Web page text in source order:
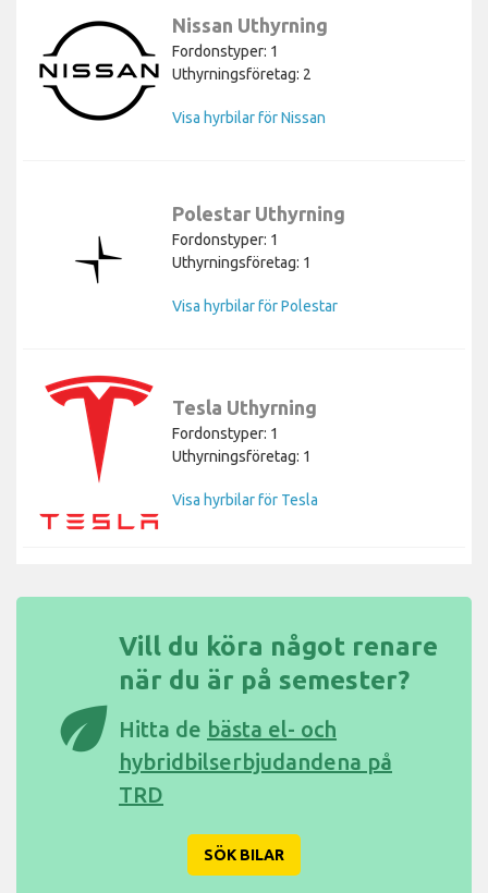
Nissan Uthyrning
Fordonstyper: 1
Uthyrningsföretag: 2
Visa hyrbilar för Nissan
Polestar Uthyrning
Fordonstyper: 1
Uthyrningsföretag: 1
Visa hyrbilar för Polestar
Tesla Uthyrning
Fordonstyper: 1
Uthyrningsföretag: 1
Visa hyrbilar för Tesla
eco
Vill du köra något renare
när du är på semester?
Hitta de bästa el- och
hybridbilserbjudandena på
TRD
SÖK BILAR